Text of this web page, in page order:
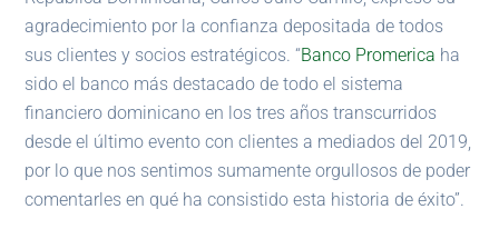
agradecimiento por la confianza depositada de todos
sus clientes y socios estratégicos. “Banco Promerica ha
sido el banco más destacado de todo el sistema
financiero dominicano en los tres años transcurridos
desde el último evento con clientes a mediados del 2019,
por lo que nos sentimos sumamente orgullosos de poder
comentarles en qué ha consistido esta historia de éxito”.